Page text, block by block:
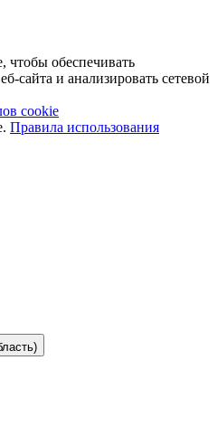
обеспечивать
сайта и анализировать сетевой
cookie
Правила использования